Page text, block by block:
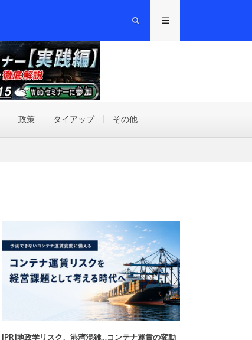
政策 タイアップ その他
[PR]地政学リスク、港湾混雑…コンテナ運賃の変動